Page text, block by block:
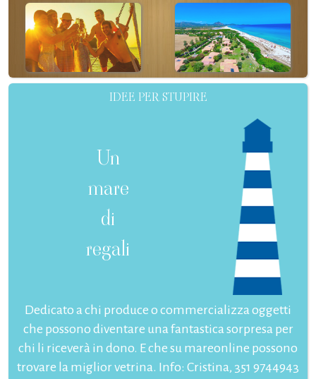
IDEE PER STUPIRE
Un
mare
di
regali
Dedicato a chi produce o commercializza oggetti
che possono diventare una fantastica sorpresa per
chi li riceverà in dono. E che su mareonline possono
trovare la miglior vetrina. Info: Cristina, 351 9744943